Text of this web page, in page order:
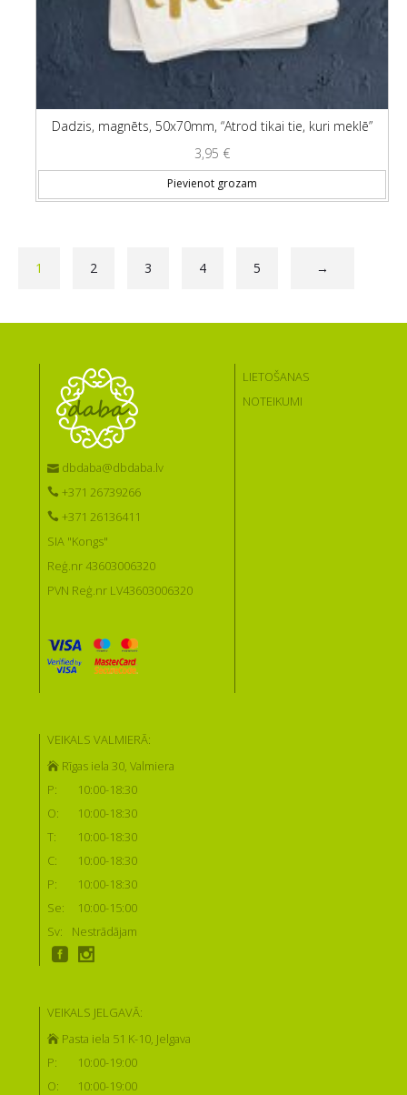
Dadzis, magnēts, 50x70mm, “Atrod tikai tie, kuri meklē”
3,95 €
Pievienot grozam
1 2 3 4 5 →
dbdaba@dbdaba.lv
+371 26739266
+371 26136411
SIA "Kongs"
Reģ.nr 43603006320
PVN Reģ.nr LV43603006320
LIETOŠANAS
NOTEIKUMI
VEIKALS VALMIERĀ:
Rīgas iela 30, Valmiera
P:
10:00-18:30
O:
10:00-18:30
T:
10:00-18:30
C:
10:00-18:30
P:
10:00-18:30
Se:
10:00-15:00
Sv:
Nestrādājam
VEIKALS JELGAVĀ:
Pasta iela 51 K-10, Jelgava
P:
10:00-19:00
O:
10:00-19:00